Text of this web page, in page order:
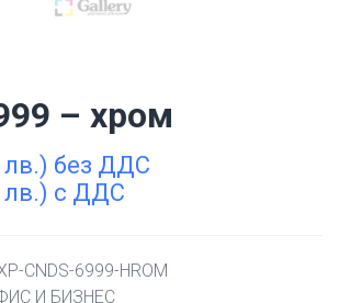
– хром
лв.) без ДДС
лв.) с ДДС
CNDS-6999-HROM
И БИЗНЕС